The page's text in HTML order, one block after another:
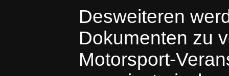
Desweiteren
Dokumenten zu
Motorsport-